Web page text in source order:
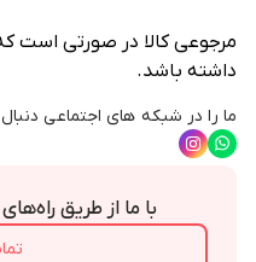
مرجوعی کالا در صورتی است
داشته باشد.
ما را در شبکه های اجتماعی
با ما از طریق